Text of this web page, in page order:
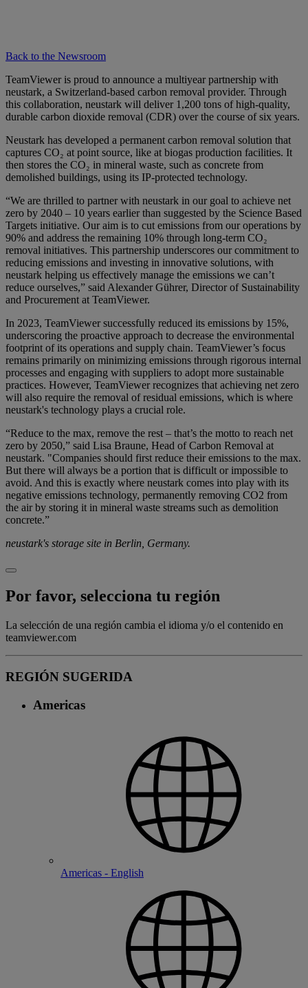
Back to the Newsroom
TeamViewer is proud to announce a multiyear partnership with
neustark, a Switzerland-based carbon removal provider. Through
this collaboration, neustark will deliver 1,200 tons of high-quality,
durable carbon dioxide removal (CDR) over the course of six years.
Neustark has developed a permanent carbon removal solution that
captures CO₂ at point source, like at biogas production facilities. It
then stores the CO₂ in mineral waste, such as concrete from
demolished buildings, using its IP-protected technology.
“We are thrilled to partner with neustark in our goal to achieve net
zero by 2040 – 10 years earlier than suggested by the Science Based
Targets initiative. Our aim is to cut emissions from our operations by
90% and address the remaining 10% through long-term CO₂
removal initiatives. This partnership underscores our commitment to
reducing emissions and investing in innovative solutions, with
neustark helping us effectively manage the emissions we can’t
reduce ourselves,” said Alexander Gührer, Director of Sustainability
and Procurement at TeamViewer.
In 2023, TeamViewer successfully reduced its emissions by 15%,
underscoring the proactive approach to decrease the environmental
footprint of its operations and supply chain. TeamViewer’s focus
remains primarily on minimizing emissions through rigorous internal
processes and engaging with suppliers to adopt more sustainable
practices. However, TeamViewer recognizes that achieving net zero
will also require the removal of residual emissions, which is where
neustark's technology plays a crucial role.
“Reduce to the max, remove the rest – that’s the motto to reach net
zero by 2050,” said Lisa Braune, Head of Carbon Removal at
neustark. "Companies should first reduce their emissions to the max.
But there will always be a portion that is difficult or impossible to
avoid. And this is exactly where neustark comes into play with its
negative emissions technology, permanently removing CO2 from
the air by storing it in mineral waste streams such as demolition
concrete.”
neustark's storage site in Berlin, Germany.
Por favor, selecciona tu región
La selección de una región cambia el idioma y/o el contenido en
teamviewer.com
REGIÓN SUGERIDA
Americas
Americas - English